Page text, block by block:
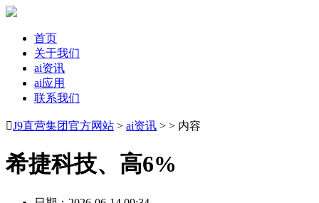
首页
关于我们
ai资讯
ai应用
联系我们
J9直营集团官方网站 > ai资讯 > > 内容
希捷科技、高6%